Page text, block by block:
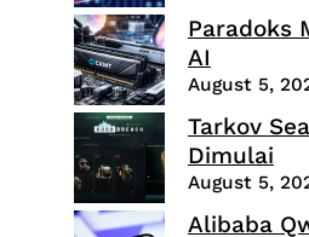
Paradoks
AI
August 5,
Tarkov
Dimulai
August 5,
Alibaba